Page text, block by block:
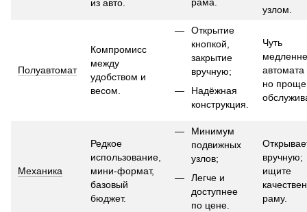
из авто.
рама.
узлом.
Полуавтомат
Компромисс
между
удобством и
весом.
Открытие
кнопкой,
закрытие
вручную;
Надёжная
конструкция.
Чуть
но проще
Механика
Редкое
использование,
мини-формат,
базовый
бюджет.
Минимум
подвижных
узлов;
Легче и
доступнее
по цене.
вручную;
ищите
раму.